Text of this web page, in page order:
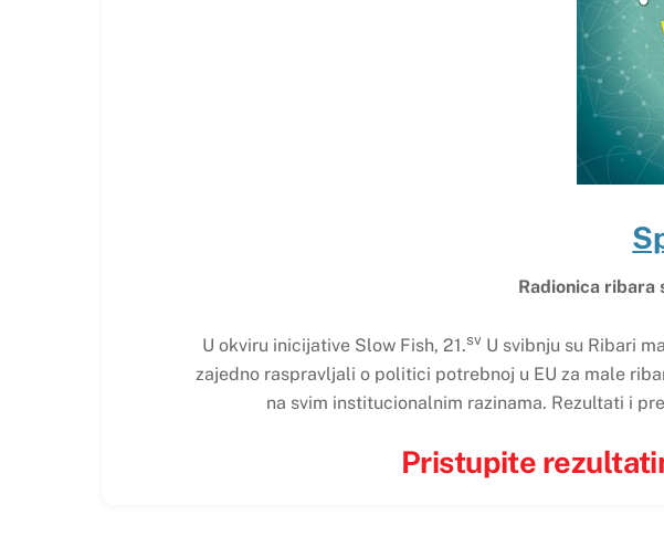
Radionica ribara
U okviru inicijative Slow Fish, 21.sv U svibnju su Ribari
zajedno raspravljali o politici potrebnoj u EU za male
na svim institucionalnim razinama. Rezultati i
Pristupite